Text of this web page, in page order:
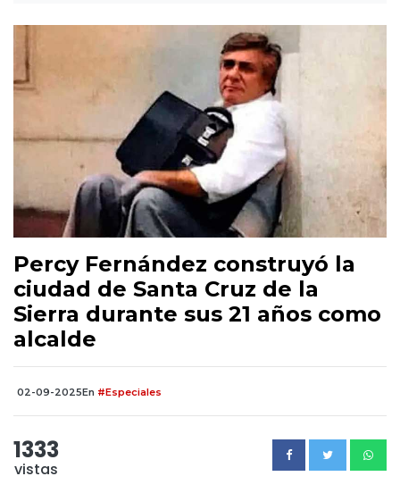
Percy Fernández construyó la
ciudad de Santa Cruz de la
Sierra durante sus 21 años como
alcalde
02-09-2025En #Especiales
1333
vistas